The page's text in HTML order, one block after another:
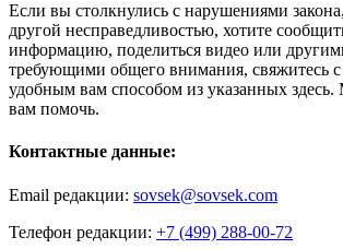
Если вы столкнулись с нарушениями
другой несправедливостью, хотите
информацию, поделиться видео или
требующими общего внимания, свяжитесь
удобным вам способом из указанных
вам помочь.
Контактные данные:
Email редакции: sovsek@sovsek.com
Телефон редакции: +7 (499) 288-00-72